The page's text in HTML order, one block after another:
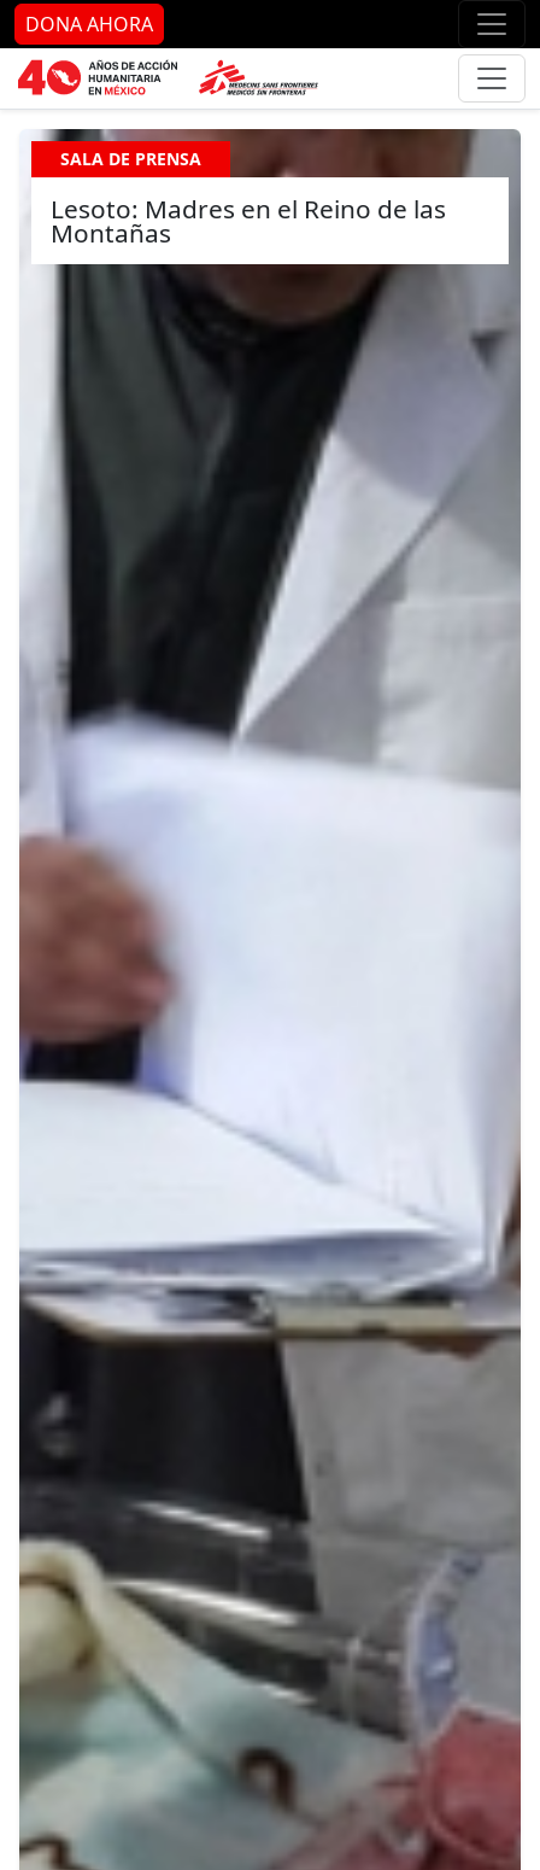
Ir al contenido principal Ir
DONA AHORA
SALA DE PRENSA
Lesoto: Madres en el Reino de las
Montañas